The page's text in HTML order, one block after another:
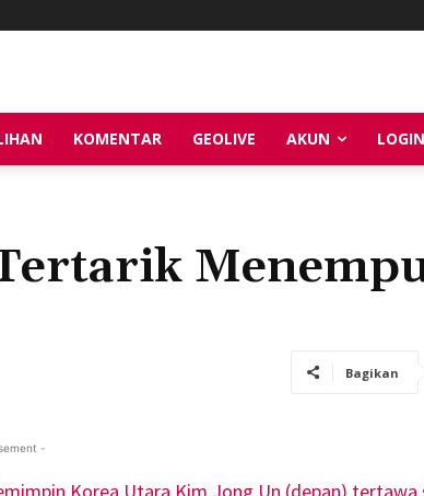
KOMENTAR GEOLIVE AKUN LOGIN
Bagikan
-